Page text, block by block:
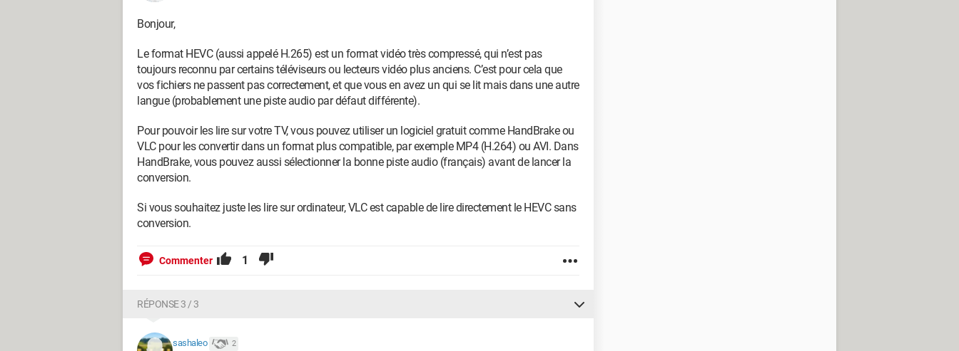
Bonjour,
Le format HEVC (aussi appelé H.265) est un format vidéo très compressé, qui n’est pas
toujours reconnu par certains téléviseurs ou lecteurs vidéo plus anciens. C’est pour cela que
vos fichiers ne passent pas correctement, et que vous en avez un qui se lit mais dans une autre
langue (probablement une piste audio par défaut différente).
Pour pouvoir les lire sur votre TV, vous pouvez utiliser un logiciel gratuit comme HandBrake ou
VLC pour les convertir dans un format plus compatible, par exemple MP4 (H.264) ou AVI. Dans
HandBrake, vous pouvez aussi sélectionner la bonne piste audio (français) avant de lancer la
conversion.
Si vous souhaitez juste les lire sur ordinateur, VLC est capable de lire directement le HEVC sans
conversion.
Commenter 1
RÉPONSE 3 / 3
sashaleo 2